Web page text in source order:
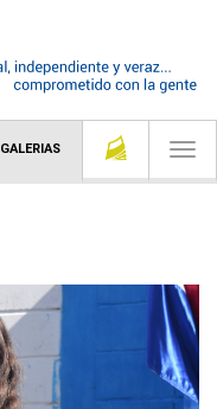
GALERIAS